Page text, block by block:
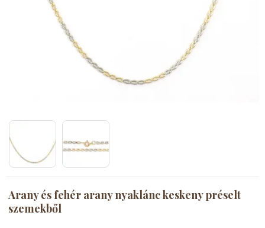
Arany és fehér arany nyaklánc keskeny préselt
szemekből